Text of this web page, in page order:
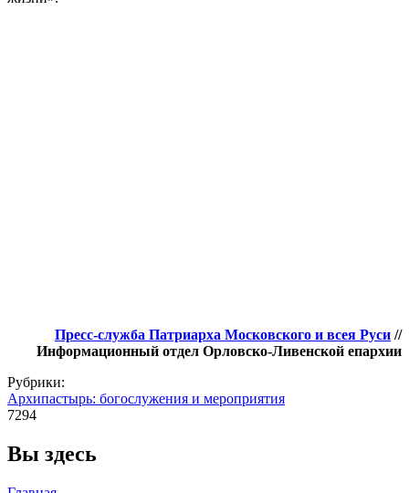
Пресс-служба Патриарха Московского и всея Руси //
Информационный отдел Орловско-Ливенской епархии
Рубрики:
Архипастырь: богослужения и мероприятия
7294
Вы здесь